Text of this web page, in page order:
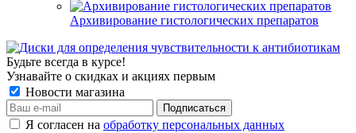
Архивирование гистологических препаратов
Будьте всегда в курсе!
Узнавайте о скидках и акциях первым
Новости магазина
Я согласен на обработку персональных данных